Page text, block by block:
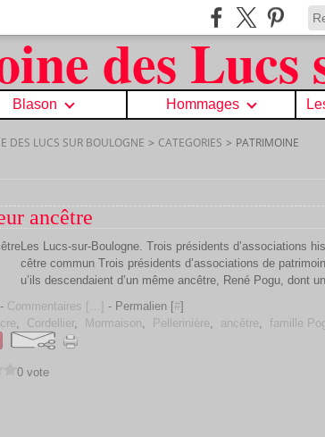
Blason Hommages
DES LUCS SUR BOULOGNE > CATEGORIES > PATRIMOINE
ancêtre
Les Lucs-sur-Boulogne. Trois présidents d’associations
cêtre commun Trois présidents d’associations de
u’ils descendaient d’un même ancêtre, René Pogu, dont
Commentaires [ …] - Permalien [#]
, Cordellier, Mormaison, Pellerinière, ancêtre, famille
0 vote